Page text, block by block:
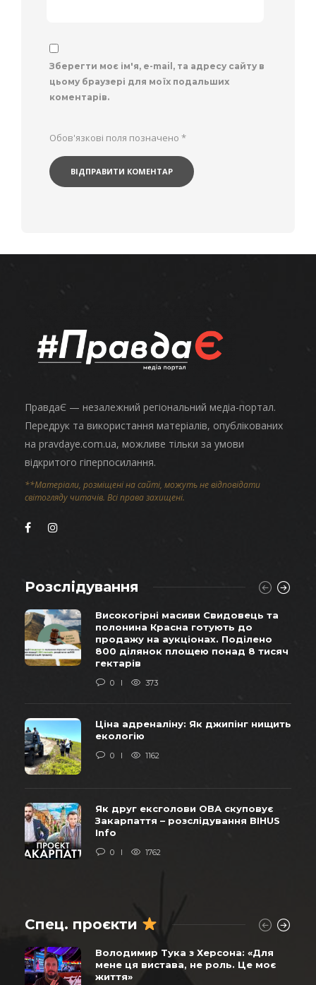
Зберегти моє ім'я, e-mail, та адресу сайту в
цьому браузері для моїх подальших
коментарів.
Обов'язкові поля позначено *
ПравдаЄ — незалежний регіональний медіа-портал.
Передрук та використання матеріалів, опублікованих
на pravdaye.com.ua, можливе тільки за умови
відкритого гіперпосилання.
**Матеріали, розміщені на сайті, можуть не відповідати
світогляду читачів. Всі права захищені.
Розслідування
Високогірні масиви Свидовець та
полонина Красна готують до
продажу на аукціонах. Поділено
800 ділянок площею понад 8 тисяч
гектарів
0 373
Ціна адреналіну: Як джипінг нищить
екологію
0 1162
Як друг ексголови ОВА скуповує
Закарпаття – розслідування BIHUS
Info
0 1762
Спец. проєкти
Володимир Тука з Херсона: «Для
мене ця вистава, не роль. Це моє
життя»